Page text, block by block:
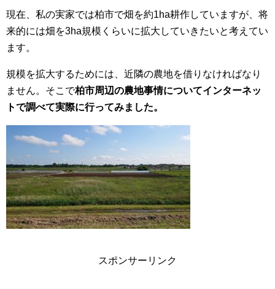
現在、私の実家では柏市で畑を約1ha耕作していますが、将
来的には畑を3ha規模くらいに拡大していきたいと考えてい
ます。
規模を拡大するためには、近隣の農地を借りなければなり
ません。そこで柏市周辺の農地事情についてインターネッ
トで調べて実際に行ってみました。
スポンサーリンク